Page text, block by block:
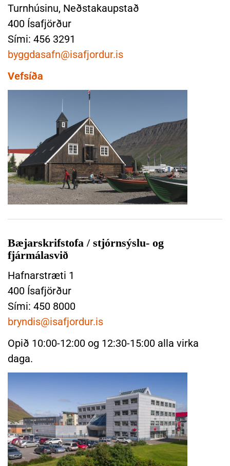
Turnhúsinu, Neðstakaupstað
400 Ísafjörður
Sími: 456 3291
byggdasafn@isafjordur.is
Vefsíða
ð
a
y
g
ð
a
i
ð
n
á
n
a
Bæjarskrifstofa / stjórnsýslu- og
fjármálasvið
Hafnarstræti 1
400 Ísafjörður
Sími: 450 8000
bryndis@isafjordur.is
Opið 10:00-12:00 og 12:30-15:00 alla virka
daga.
k
o
ð
a
B
j
a
s
k
r
f
t
o
f
a